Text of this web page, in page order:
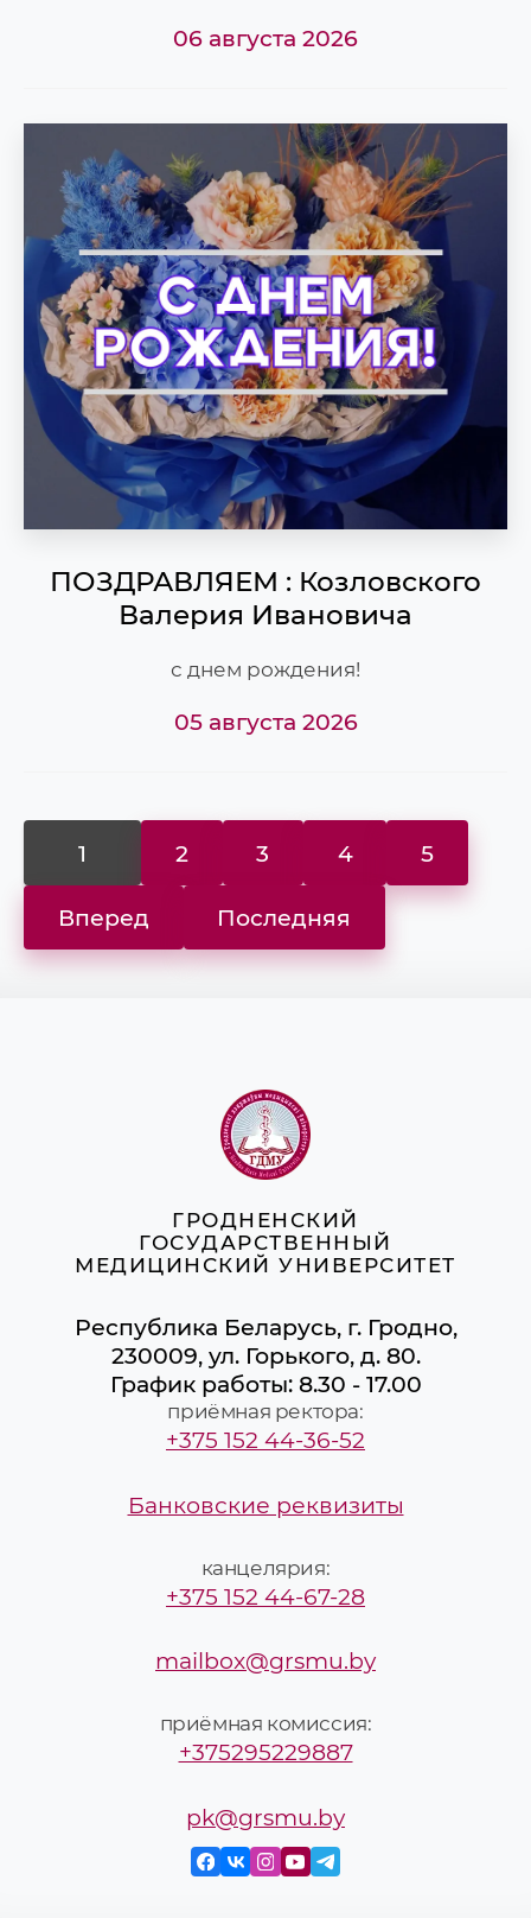
06 августа 2026
ПОЗДРАВЛЯЕМ : Козловского
Валерия Ивановича
с днем рождения!
05 августа 2026
1 2 3 4 5
Вперед Последняя
ГРОДНЕНСКИЙ
ГОСУДАРСТВЕННЫЙ
МЕДИЦИНСКИЙ УНИВЕРСИТЕТ
Республика Беларусь, г. Гродно,
230009, ул. Горького, д. 80.
График работы: 8.30 - 17.00
приёмная ректора:
+375 152 44-36-52
Банковские реквизиты
канцелярия:
+375 152 44-67-28
mailbox@grsmu.by
приёмная комиссия:
+375295229887
pk@grsmu.by